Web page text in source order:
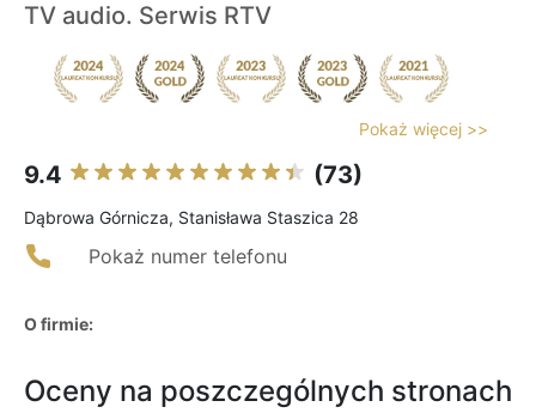
TV audio. Serwis RTV
Pokaż więcej >>
9.4 (73)
Dąbrowa Górnicza, Stanisława Staszica 28
Pokaż numer telefonu
O firmie:
Oceny na poszczególnych stronach